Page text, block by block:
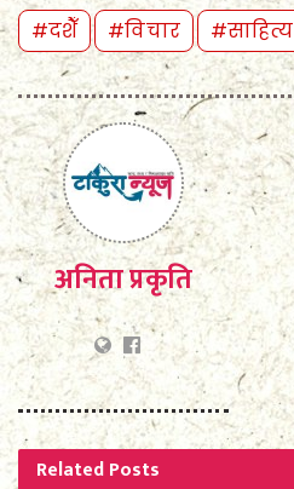
#दशैँ #विचार #साहित्य
अनिता प्रकृति
RelatedPosts